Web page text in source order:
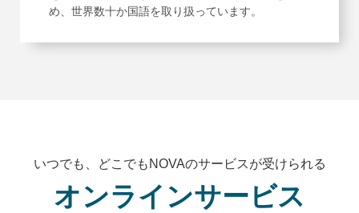
め、世界数十か国語を取り扱っています。
いつでも、どこでもNOVAのサービスが受けられる
オンラインサービス